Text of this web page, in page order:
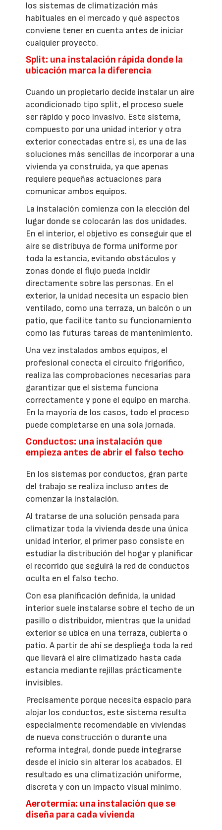
los sistemas de climatización más
habituales en el mercado y qué aspectos
conviene tener en cuenta antes de iniciar
cualquier proyecto.
Split: una instalación rápida donde la
ubicación marca la diferencia
Cuando un propietario decide instalar un aire
acondicionado tipo split, el proceso suele
ser rápido y poco invasivo. Este sistema,
compuesto por una unidad interior y otra
exterior conectadas entre sí, es una de las
soluciones más sencillas de incorporar a una
vivienda ya construida, ya que apenas
requiere pequeñas actuaciones para
comunicar ambos equipos.
La instalación comienza con la elección del
lugar donde se colocarán las dos unidades.
En el interior, el objetivo es conseguir que el
aire se distribuya de forma uniforme por
toda la estancia, evitando obstáculos y
zonas donde el flujo pueda incidir
directamente sobre las personas. En el
exterior, la unidad necesita un espacio bien
ventilado, como una terraza, un balcón o un
patio, que facilite tanto su funcionamiento
como las futuras tareas de mantenimiento.
Una vez instalados ambos equipos, el
profesional conecta el circuito frigorífico,
realiza las comprobaciones necesarias para
garantizar que el sistema funciona
correctamente y pone el equipo en marcha.
En la mayoría de los casos, todo el proceso
puede completarse en una sola jornada.
Conductos: una instalación que
empieza antes de abrir el falso techo
En los sistemas por conductos, gran parte
del trabajo se realiza incluso antes de
comenzar la instalación.
Al tratarse de una solución pensada para
climatizar toda la vivienda desde una única
unidad interior, el primer paso consiste en
estudiar la distribución del hogar y planificar
el recorrido que seguirá la red de conductos
oculta en el falso techo.
Con esa planificación definida, la unidad
interior suele instalarse sobre el techo de un
pasillo o distribuidor, mientras que la unidad
exterior se ubica en una terraza, cubierta o
patio. A partir de ahí se despliega toda la red
que llevará el aire climatizado hasta cada
estancia mediante rejillas prácticamente
invisibles.
Precisamente porque necesita espacio para
alojar los conductos, este sistema resulta
especialmente recomendable en viviendas
de nueva construcción o durante una
reforma integral, donde puede integrarse
desde el inicio sin alterar los acabados. El
resultado es una climatización uniforme,
discreta y con un impacto visual mínimo.
Aerotermia: una instalación que se
diseña para cada vivienda